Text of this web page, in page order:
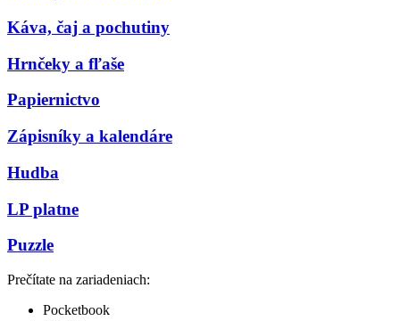
Káva, čaj a pochutiny
Hrnčeky a fľaše
Papiernictvo
Zápisníky a kalendáre
Hudba
LP platne
Puzzle
Prečítate na zariadeniach:
Pocketbook